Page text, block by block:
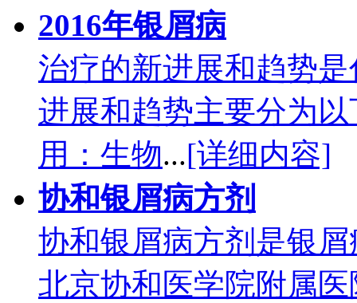
2016年银屑病
治疗的新进展和趋势
进展和趋势主要分为
用：生物...[详细内容]
协和银屑病方剂
协和银屑病方剂是银
北京协和医学院附属